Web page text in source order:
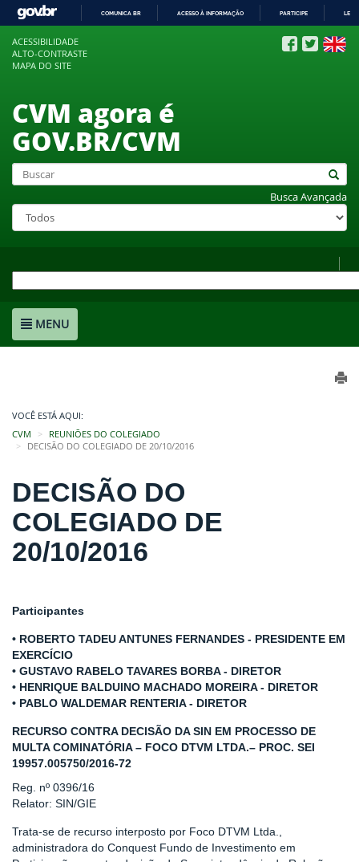
COMUNICA BR ACESSO À INFORMAÇÃO PARTICIPE
ACESSIBILIDADE
ALTO-CONTRASTE
MAPA DO SITE
CVM agora é
GOV.BR/CVM
Busca Avançada
MENU
VOCÊ ESTÁ AQUI:
CVM
REUNIÕES DO COLEGIADO
DECISÃO DO COLEGIADO DE 20/10/2016
DECISÃO DO
COLEGIADO DE
20/10/2016
Participantes
• ROBERTO TADEU ANTUNES FERNANDES - PRESIDENTE EM
EXERCÍCIO
• GUSTAVO RABELO TAVARES BORBA - DIRETOR
• HENRIQUE BALDUINO MACHADO MOREIRA - DIRETOR
• PABLO WALDEMAR RENTERIA - DIRETOR
RECURSO CONTRA DECISÃO DA SIN EM PROCESSO DE
MULTA COMINATÓRIA – FOCO DTVM LTDA.– PROC. SEI
19957.005750/2016-72
Reg. nº 0396/16
Relator: SIN/GIE
Trata-se de recurso interposto por Foco DTVM Ltda.,
administradora do Conquest Fundo de Investimento em